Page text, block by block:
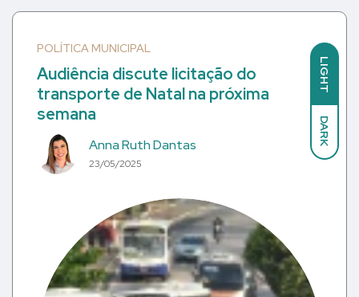
LIGHT
DARK
POLÍTICA MUNICIPAL
Audiência discute licitação do
transporte de Natal na próxima
semana
Anna Ruth Dantas
23/05/2025